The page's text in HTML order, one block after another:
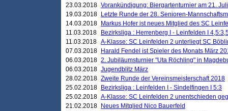
23.03.2018 Vorankündigung: Biergartenturnier am 21.
19.03.2018
Letzte Runde der 28. Senioren-
14.03.2018
Markus Hofer ist neues Mitglied des SC
11.03.2018
Bezirksliga : Herrenberg I - Leinfelden I
11.03.2018 A-Klasse: SC Leinfelden 2 unterliegt SC
07.03.2018
Harald Fendel ist Spieler des Monats März
06.03.2018 2. Jubiläumsturnier "Uta Röchling" in
06.03.2018 Jugendblitz März
28.02.2018 Zweite Runde der Vereinsmeisterschaft 2018
25.02.2018
Bezirksliga : Leinfelden I - Sindelfingen I 5:3
25.02.2018 A-Klasse: SC Leinfelden 2 unentschieden
21.02.2018
Neues Mitglied Nico Bauerfeld